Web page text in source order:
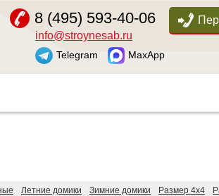
8 (495) 593-40-06
info@stroynesab.ru
Telegram MaxApp
Летние домики Зимние домики Размер 4х4